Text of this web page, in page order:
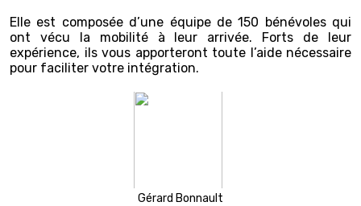
Elle est composée d’une équipe de 150 bénévoles qui
ont vécu la mobilité à leur arrivée. Forts de leur
expérience, ils vous apporteront toute l’aide nécessaire
pour faciliter votre intégration.
Gérard Bonnault